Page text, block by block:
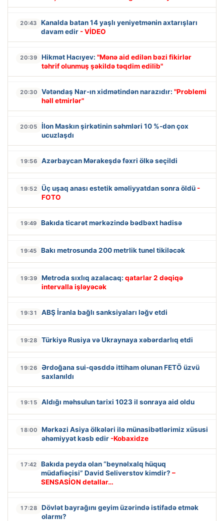
20:43
Kanalda batan 14 yaşlı yeniyetmənin axtarışları
davam edir - VİDEO
20:39 Hikmət Hacıyev: "Mənə aid edilən bəzi fikirlər
təhrif olunmuş şəkildə təqdim edilib"
20:30 Vətəndaş Nar-ın xidmətindən narazıdır: "Problemi
həll etmirlər"
20:05
İlon Maskın şirkətinin səhmləri 10 %-dən çox
ucuzlaşdı
19:56 Azərbaycan Mərakeşdə fəxri ölkə seçildi
19:52 Üç uşaq anası estetik əməliyyatdan sonra öldü -
FOTO
19:49 Bakıda ticarət mərkəzində bədbəxt hadisə
19:45 Bakı metrosunda 200 metrlik tunel tikiləcək
19:39 Metroda sıxlıq azalacaq: qatarlar 2 dəqiqə
intervalla işləyəcək
19:31 ABŞ İranla bağlı sanksiyaları ləğv etdi
19:28 Türkiyə Rusiya və Ukraynaya xəbərdarlıq etdi
19:26
Ərdoğana sui-qəsddə ittiham olunan FETÖ üzvü
saxlanıldı
19:15 Aldığı məhsulun tarixi 1023 il sonraya aid oldu
18:00
Mərkəzi Asiya ölkələri ilə münasibətlərimiz xüsusi
əhəmiyyət kəsb edir -Kobaxidze
17:42
Bakıda peyda olan “beynəlxalq hüquq
müdafiəçisi” David Seliverstov kimdir? –
SENSASİON detallar…
17:28
Dövlət bayrağını geyim üzərində istifadə etmək
olarmı?